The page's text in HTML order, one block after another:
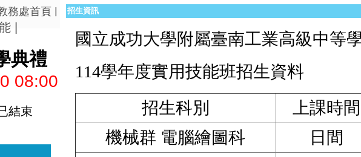
務處首頁 |
典禮
08:00
結束
招生資訊
國立成功大學附屬臺南工業高級中等
114學年度實用技能班招生資料
招生科別
上課時間
機械群 電腦繪圖科
日間